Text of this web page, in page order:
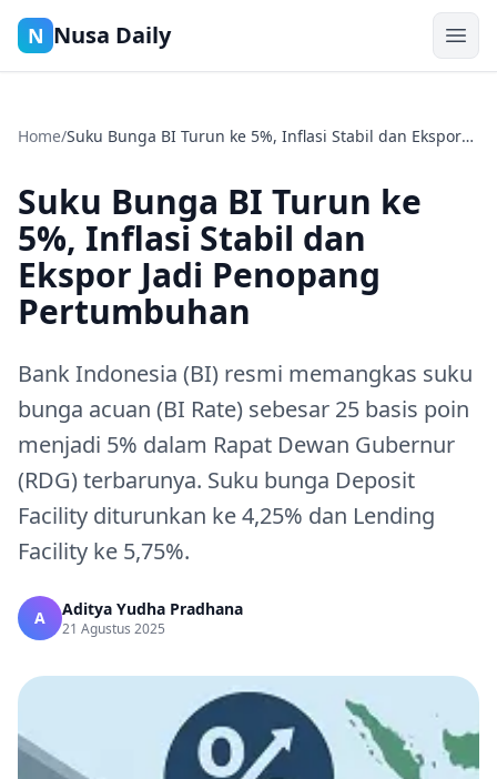
N Nusa Daily
Home/Suku Bunga BI Turun ke 5%, Inflasi Stabil dan Ekspor
Suku Bunga BI Turun ke
5%, Inflasi Stabil dan
Ekspor Jadi Penopang
Pertumbuhan
Bank Indonesia (BI) resmi memangkas suku
bunga acuan (BI Rate) sebesar 25 basis poin
menjadi 5% dalam Rapat Dewan Gubernur
(RDG) terbarunya. Suku bunga Deposit
Facility diturunkan ke 4,25% dan Lending
Facility ke 5,75%.
A Aditya Yudha Pradhana
21 Agustus 2025